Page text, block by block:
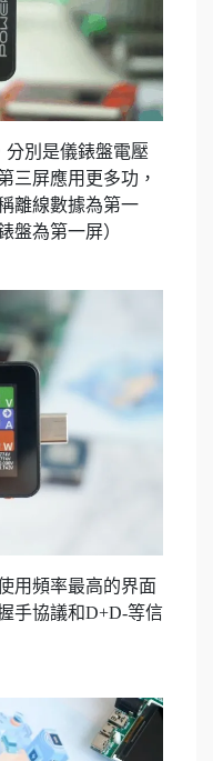
分別是儀錶盤電壓
三屏應用更多功，
離線數據為第一
盤為第一屏）
用頻率最高的界面
手協議和D+D-等信